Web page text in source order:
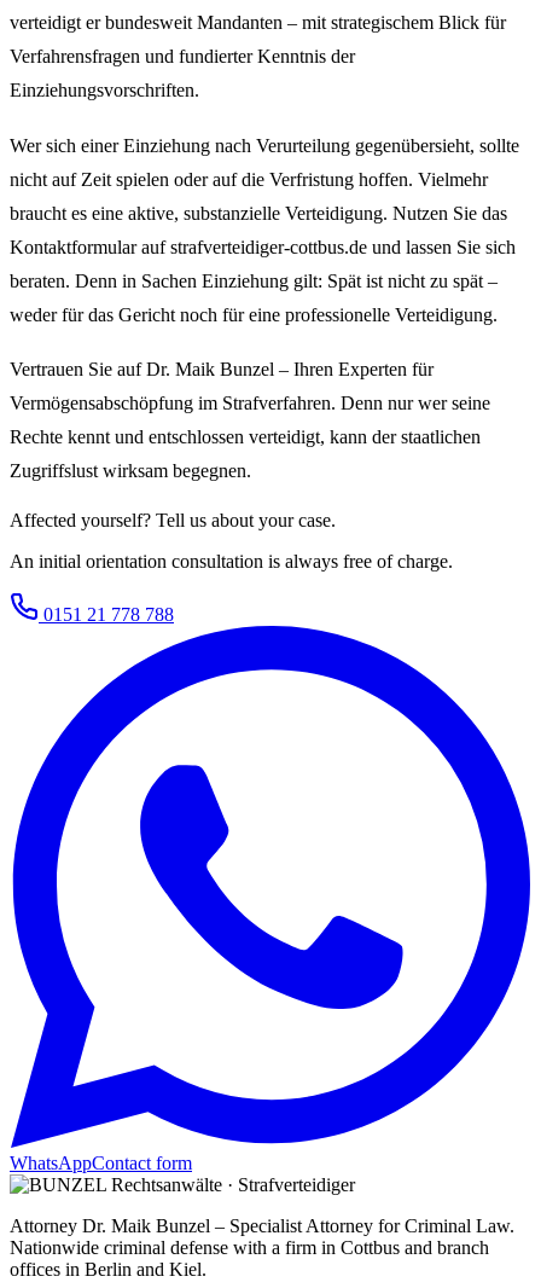
verteidigt er bundesweit Mandanten – mit strategischem Blick für
Verfahrensfragen und fundierter Kenntnis der
Einziehungsvorschriften.
Wer sich einer Einziehung nach Verurteilung gegenübersieht, sollte
nicht auf Zeit spielen oder auf die Verfristung hoffen. Vielmehr
braucht es eine aktive, substanzielle Verteidigung. Nutzen Sie das
Kontaktformular auf strafverteidiger-cottbus.de und lassen Sie sich
beraten. Denn in Sachen Einziehung gilt: Spät ist nicht zu spät –
weder für das Gericht noch für eine professionelle Verteidigung.
Vertrauen Sie auf Dr. Maik Bunzel – Ihren Experten für
Vermögensabschöpfung im Strafverfahren. Denn nur wer seine
Rechte kennt und entschlossen verteidigt, kann der staatlichen
Zugriffslust wirksam begegnen.
Affected yourself? Tell us about your case.
An initial orientation consultation is always free of charge.
0151 21 778 788
WhatsAppContact form
Attorney Dr. Maik Bunzel – Specialist Attorney for Criminal Law.
Nationwide criminal defense with a firm in Cottbus and branch
offices in Berlin and Kiel.